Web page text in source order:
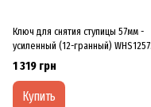
Ключ для снятия ступицы 57мм -
уcилeнный (12-гpaнный) WHS1257
XЗCO
1 319 грн
Купить